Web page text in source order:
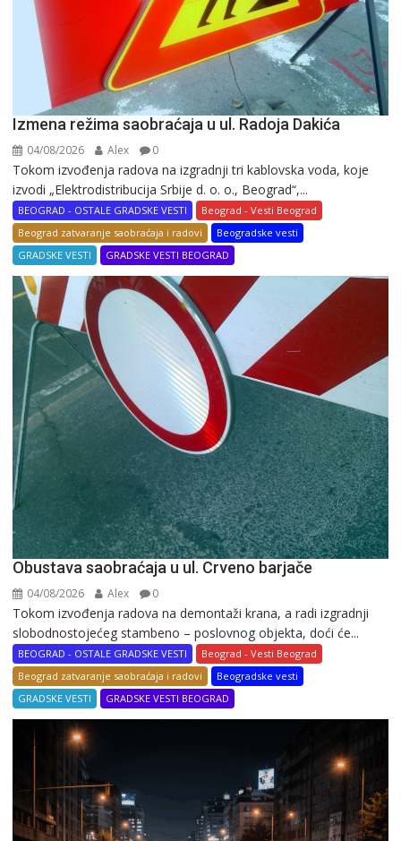
Izmena režima saobraćaja u ul. Radoja Dakića
04/08/2026 Alex 0
Tokom izvođenja radova na izgradnji tri kablovska voda, koje
izvodi „Elektrodistribucija Srbije d. o. o., Beograd“,...
BEOGRAD - OSTALE GRADSKE VESTI
Beograd - Vesti Beograd
Beograd zatvaranje saobraćaja i radovi
Beogradske vesti
GRADSKE VESTI
GRADSKE VESTI BEOGRAD
Obustava saobraćaja u ul. Crveno barjače
04/08/2026 Alex 0
Tokom izvođenja radova na demontaži krana, a radi izgradnji
slobodnostojećeg stambeno – poslovnog objekta, doći će...
BEOGRAD - OSTALE GRADSKE VESTI
Beograd - Vesti Beograd
Beograd zatvaranje saobraćaja i radovi
Beogradske vesti
GRADSKE VESTI
GRADSKE VESTI BEOGRAD